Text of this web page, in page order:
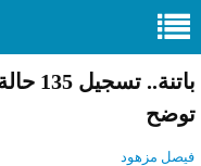
توضح
فيصل مزهود